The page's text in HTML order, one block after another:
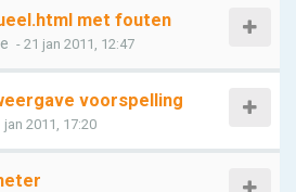
met fouten
- 21 jan 2011, 12:47
voorspelling
jan 2011, 17:20